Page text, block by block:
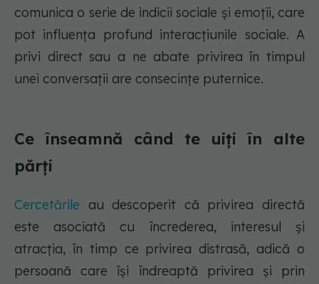
comunica o serie de indicii sociale și emoții, care
pot influența profund interacțiunile sociale. A
privi direct sau a ne abate privirea în timpul
unei conversații are consecințe puternice.
Ce înseamnă când te uiți în alte
părți
Cercetările au descoperit că privirea directă
este asociată cu încrederea, interesul și
atracția, în timp ce privirea distrasă, adică o
persoană care își îndreaptă privirea și prin